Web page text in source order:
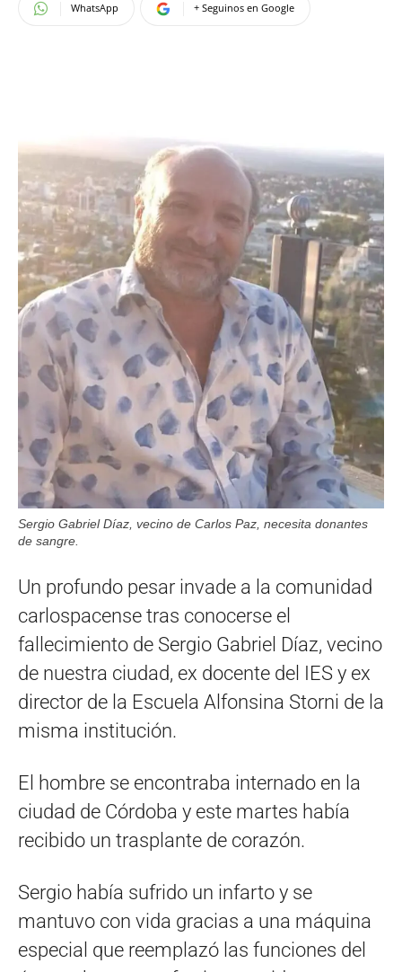
WhatsApp + Seguinos en Google
Sergio Gabriel Díaz, vecino de Carlos Paz, necesita donantes
de sangre.
Un profundo pesar invade a la comunidad
carlospacense tras conocerse el
fallecimiento de Sergio Gabriel Díaz, vecino
de nuestra ciudad, ex docente del IES y ex
director de la Escuela Alfonsina Storni de la
misma institución.
El hombre se encontraba internado en la
ciudad de Córdoba y este martes había
recibido un trasplante de corazón.
Sergio había sufrido un infarto y se
mantuvo con vida gracias a una máquina
especial que reemplazó las funciones del